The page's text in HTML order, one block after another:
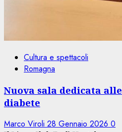
Cultura e spettacoli
Romagna
Nuova sala dedicata
diabete
Marco Viroli 28 Gennaio 2026 0